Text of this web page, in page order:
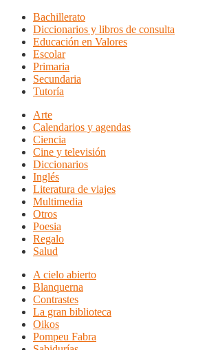
Bachillerato
Diccionarios y libros de consulta
Educación en Valores
Escolar
Primaria
Secundaria
Tutoría
Arte
Calendarios y agendas
Ciencia
Cine y televisión
Diccionarios
Inglés
Literatura de viajes
Multimedia
Otros
Poesia
Regalo
Salud
A cielo abierto
Blanquerna
Contrastes
La gran biblioteca
Oikos
Pompeu Fabra